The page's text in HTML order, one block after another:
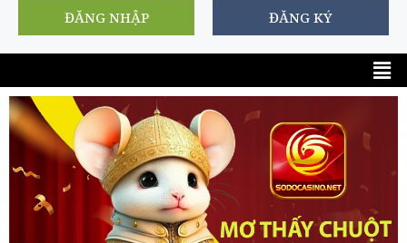
ĐĂNG NHẬP ĐĂNG KÝ